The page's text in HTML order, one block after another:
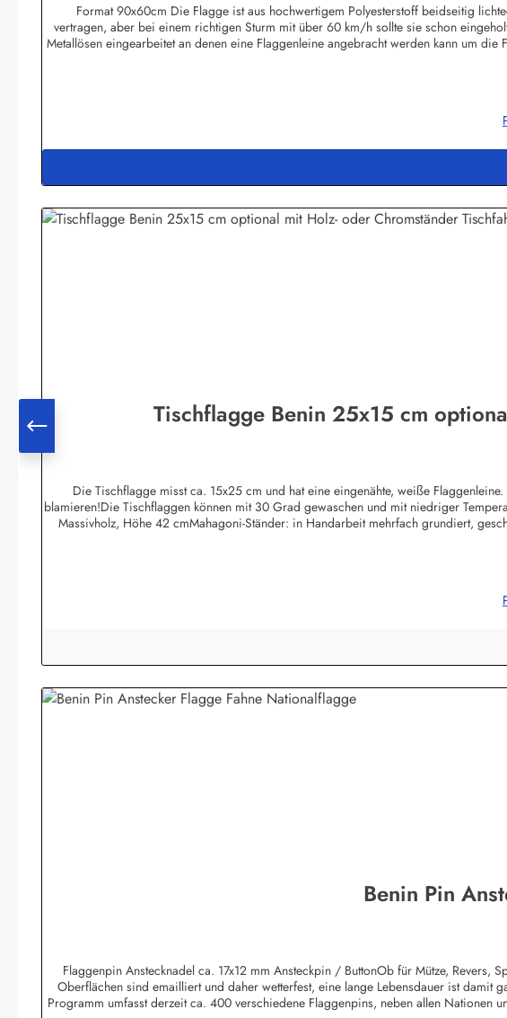
Format 90x60cm Die Flagge ist aus hochwertigem Polyesterstoff beidseitig
vertragen, aber bei einem richtigen Sturm mit über 60 km/h sollte sie schon
Metallösen eingearbeitet an denen eine Flaggenleine angebracht werden kann um
Tischflagge Benin 25x15 cm
Die Tischflagge misst ca. 15x25 cm und hat eine eingenähte, weiße
blamieren!Die Tischflaggen können mit 30 Grad gewaschen und mit niedriger
Massivholz, Höhe 42 cmMahagoni-Ständer: in Handarbeit mehrfach grundiert,
zwei Bohrungen zur Aufnahme der Flaggenleine versehen. Im unteren Bereich
Bundesländer sowie zahlreiche
Benin Pin
Flaggenpin Anstecknadel ca. 17x12 mm Ansteckpin / ButtonOb für Mütze,
Oberflächen sind emailliert und daher wetterfest, eine lange Lebensdauer ist damit
Programm umfasst derzeit ca. 400 verschiedene Flaggenpins, neben allen Nationen